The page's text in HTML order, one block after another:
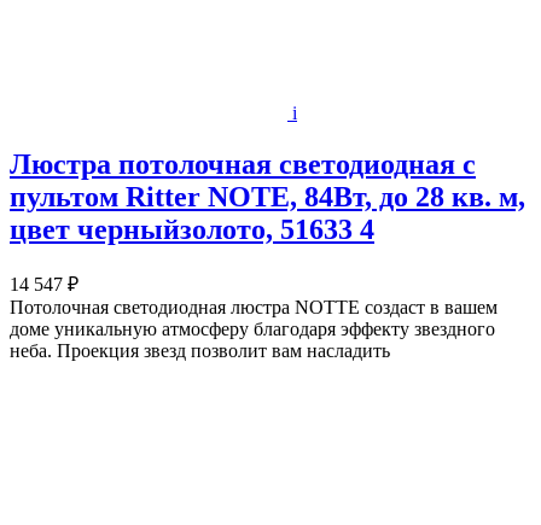
i
Люстра потолочная светодиодная с
пультом Ritter NOTE, 84Вт, до 28 кв. м,
цвет черныйзолото, 51633 4
14 547 ₽
Потолочная светодиодная люстра NOTTE создаст в вашем
доме уникальную атмосферу благодаря эффекту звездного
неба. Проекция звезд позволит вам насладить